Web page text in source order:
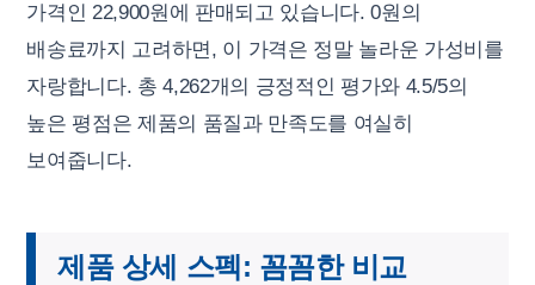
가격인 22,900원에 판매되고 있습니다. 0원의
배송료까지 고려하면, 이 가격은 정말 놀라운 가성비를
자랑합니다. 총 4,262개의 긍정적인 평가와 4.5/5의
높은 평점은 제품의 품질과 만족도를 여실히
보여줍니다.
제품 상세 스펙: 꼼꼼한 비교